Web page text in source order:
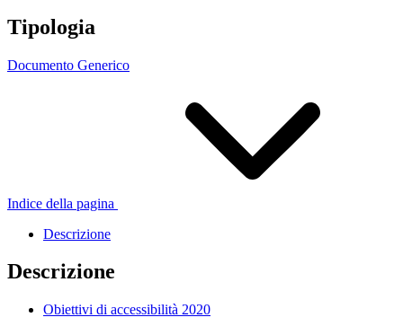
Tipologia
Documento Generico
Indice della pagina
Descrizione
Descrizione
Obiettivi di accessibilità 2020